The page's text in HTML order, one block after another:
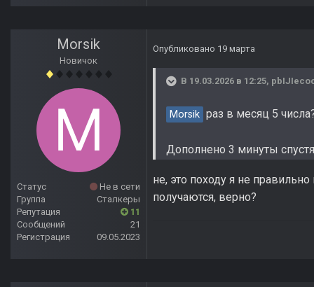
Morsik
Новичок
Статус
Не в сети
Группа
Сталкеры
Репутация
11
Сообщений
21
Регистрация
09.05.2023
Опубликовано 19 марта
В 19.03.2026 в 12:25,
Morsik раз в месяц 5
Дополнено 3 минуты спустя
не, это походу я не
получаются, верно?